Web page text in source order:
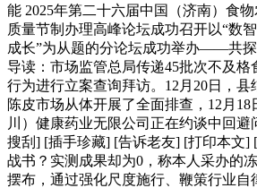
能 2025年第二十六届中国（济南）食
质量节制办理高峰论坛成功召开以“数
成长”为从题的分论坛成功举办——共探
导读：市场监管总局传递45批次不及
行为进行立案查询拜访。12月20日，
陈皮市场从体开展了全面排查，12月
川）健康药业无限公司正在约谈中回
搜刮] [插手珍藏] [告诉老友] [打印本文]
战书？实测成果却为0，称本人采办的
摆布，通过强化尺度施行、鞭策行业自